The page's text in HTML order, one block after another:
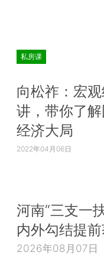
私房课
向松祚：宏
讲，带你了
经济大局
2022年04月06日
河南“三支一
内外勾结提
2026年08月07日